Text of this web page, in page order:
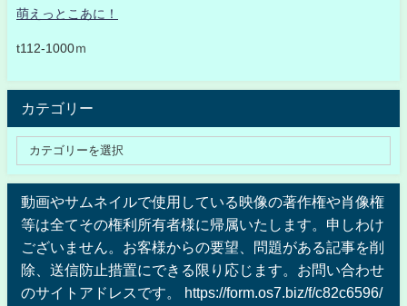
萌えっとこあに！
t112-1000ｍ
カテゴリー
動画やサムネイルで使用している映像の著作権や肖像権
等は全てその権利所有者様に帰属いたします。申しわけ
ございません。お客様からの要望、問題がある記事を削
除、送信防止措置にできる限り応じます。お問い合わせ
のサイトアドレスです。 https://form.os7.biz/f/c82c6596/